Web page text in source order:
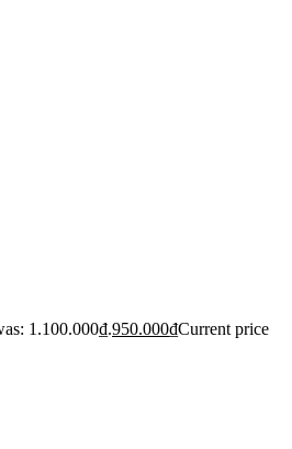
1.100.000₫.950.000₫Current price